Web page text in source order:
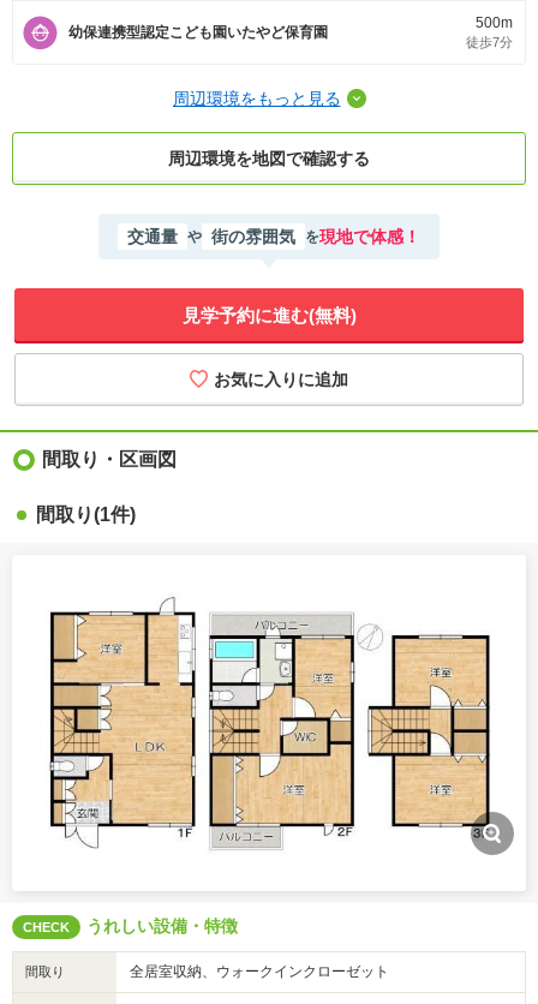
幼保連携型認定こども園いたやど保育園
500m
徒歩7分
周辺環境をもっと見る
周辺環境を地図で確認する
交通量 や 街の雰囲気 を現地で体感！
見学予約に進む(無料)
間取り・区画図
間取り(1件)
CHECK うれしい設備・特徴
間取り 全居室収納、ウォークインクローゼット